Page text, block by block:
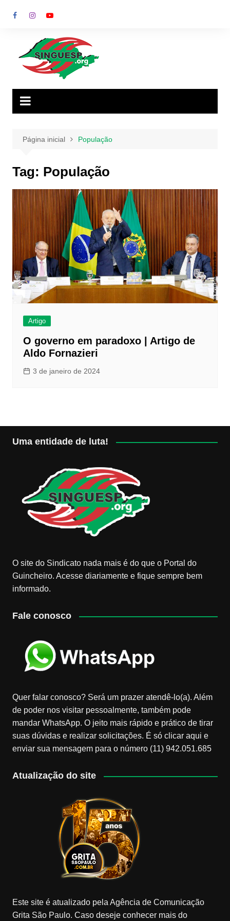
para
Página inicial População
Tag: População
Artigo
O governo em paradoxo | Artigo de
Aldo Fornazieri
3 de janeiro de 2024
Uma entidade de luta!
O site do Sindicato nada mais é do que o Portal do
Guincheiro. Acesse diariamente e fique sempre bem
informado.
Fale conosco
Quer falar conosco? Será um prazer atendê-lo(a). Além
de poder nos visitar pessoalmente, também pode
mandar WhatsApp. O jeito mais rápido e prático de tirar
suas dúvidas e realizar solicitações. É só clicar aqui e
enviar sua mensagem para o número (11) 942.051.685
Atualização do site
Este site é atualizado pela Agência de Comunicação
Grita São Paulo. Caso deseje conhecer mais do